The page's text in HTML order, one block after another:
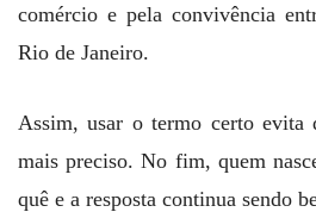
comércio e pela convivência
Rio de Janeiro.
Assim, usar o termo certo evita
mais preciso. No fim, quem
quê e a resposta continua sendo